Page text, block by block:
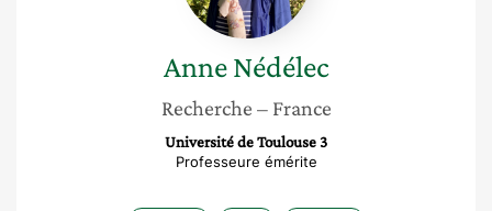
Anne Nédélec
Recherche – France
Université de Toulouse 3
Professeure émérite